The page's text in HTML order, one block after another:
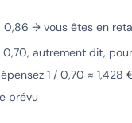
0,86 → vous êtes en
0,70, autrement dit,
1 / 0,70 ≈ 1,428
prévu